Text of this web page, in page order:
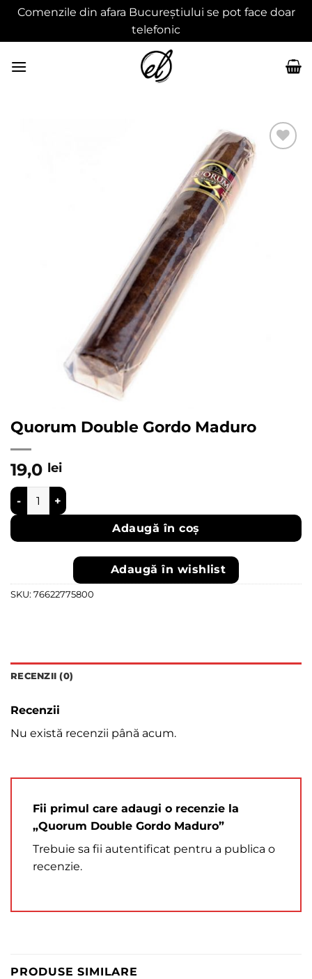
Comenzile din afara Bucureștiului se pot face doar
telefonic
Adaugă
Quorum Double Gordo Maduro
19,0 lei
Cantitate Quorum Double Gordo Maduro
Adaugă în coș
Adaugă în wishlist
SKU: 76622775800
RECENZII (0)
Recenzii
Nu există recenzii până acum.
Fii primul care adaugi o recenzie la
„Quorum Double Gordo Maduro”
Trebuie sa fii autentificat pentru a publica o
recenzie.
PRODUSE SIMILARE